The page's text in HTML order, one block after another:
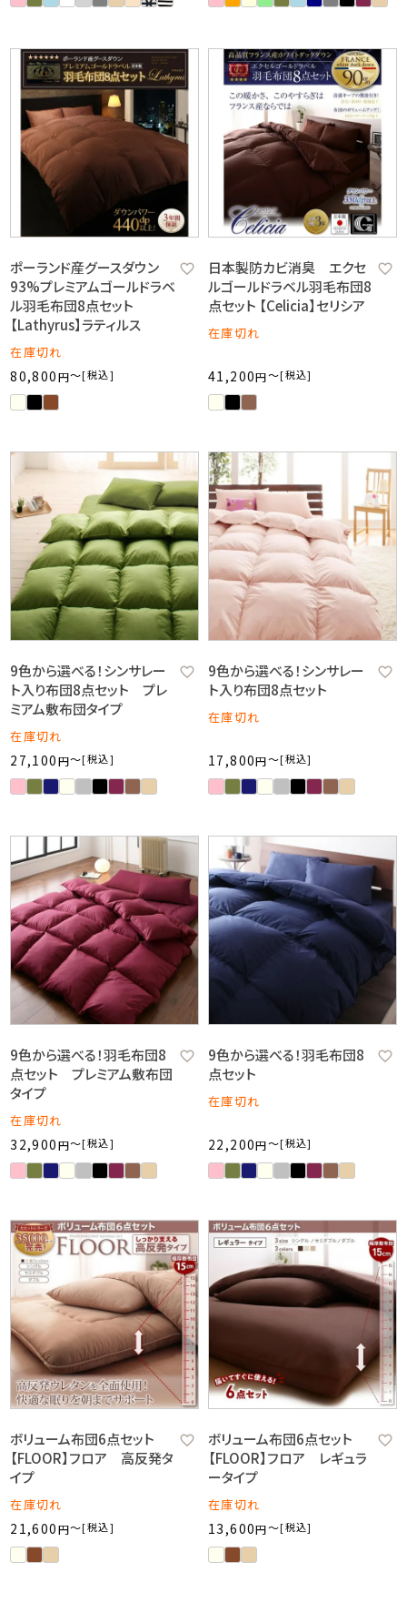
ポーランド産グースダウン
93%プレミアムゴールドラベ
ル羽毛布団8点セット
【Lathyrus】ラティルス
在庫切れ
80,800 税込
〜
日本製防カビ消臭 エクセ
ルゴールドラベル羽毛布団8
点セット 【Celicia】セリシア
在庫切れ
41,200 税込
〜
9色から選べる！シンサレー
ト入り布団8点セット プレ
ミアム敷布団タイプ
在庫切れ
27,100 税込
〜
9色から選べる！シンサレー
ト入り布団8点セット
在庫切れ
17,800 税込
〜
9色から選べる！羽毛布団8
点セット プレミアム敷布団
タイプ
在庫切れ
32,900 税込
〜
9色から選べる！羽毛布団8
点セット
在庫切れ
22,200 税込
〜
ボリューム布団6点セット
【FLOOR】フロア 高反発タ
イプ
在庫切れ
21,600 税込
〜
ボリューム布団6点セット
【FLOOR】フロア レギュラ
ータイプ
在庫切れ
13,600 税込
〜